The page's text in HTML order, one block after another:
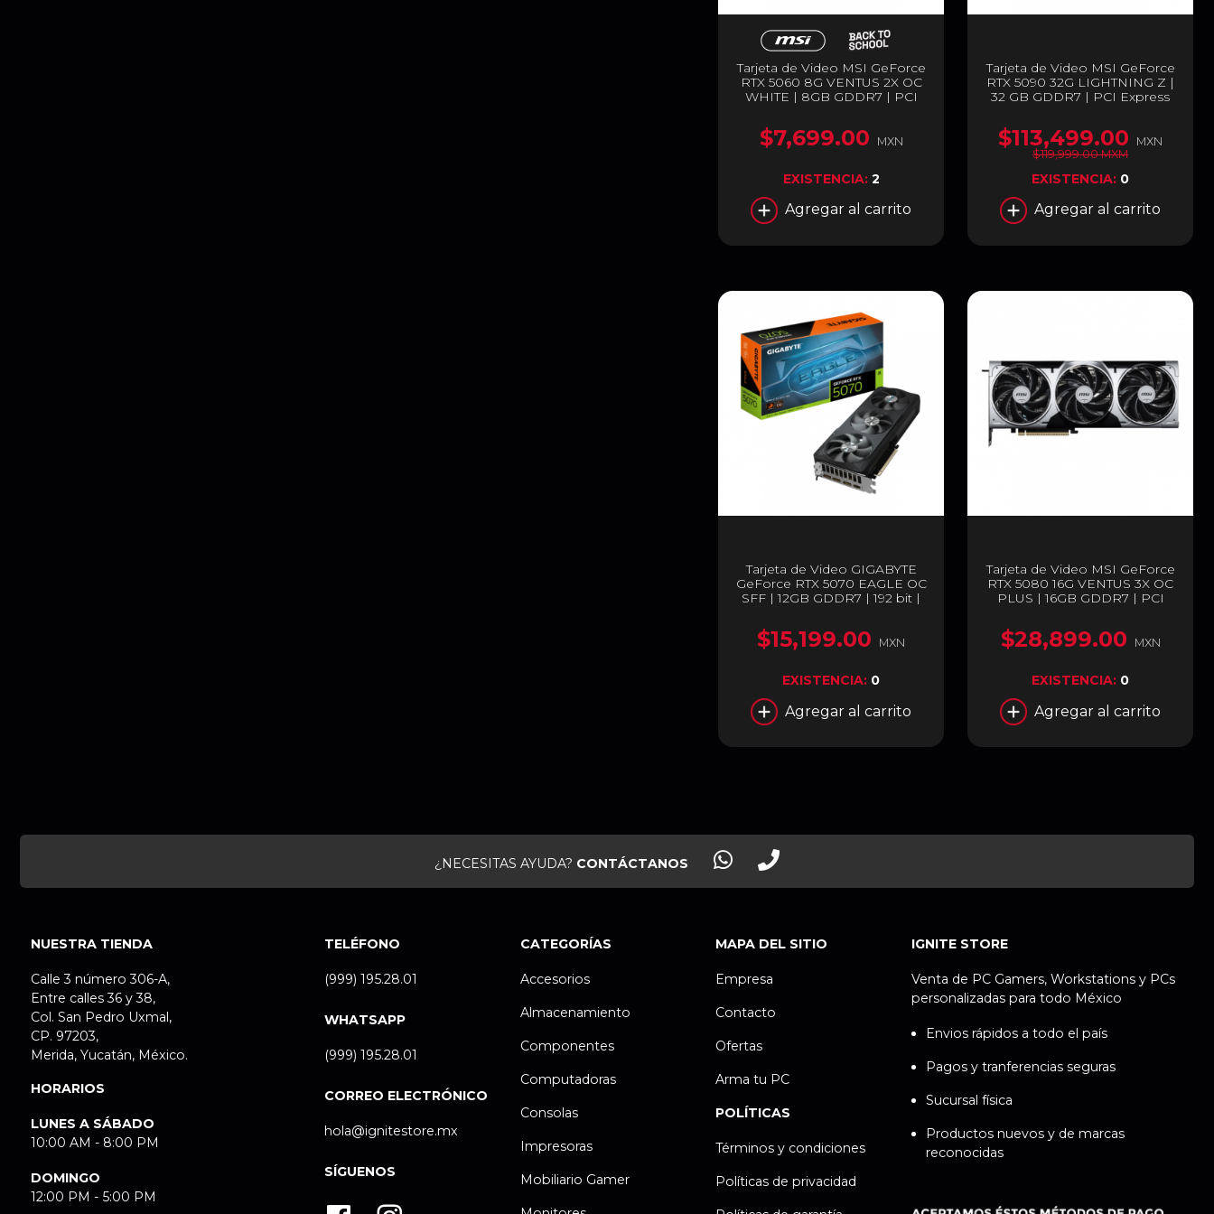
Tarjeta de Video MSI GeForce
RTX 5060 8G VENTUS 2X OC
WHITE | 8GB GDDR7 | PCI
GEFORCE RTX 5060 8G
VENTUS 2X OC WHITE
$7,699.00 MXN
EXISTENCIA: 2
Agregar al carrito
Tarjeta de Video MSI GeForce
RTX 5090 32G LIGHTNING Z |
32 GB GDDR7 | PCI Express
$113,499.00
MXN
$119,999.00 MXM
EXISTENCIA: 0
Agregar al carrito
Tarjeta de Video GIGABYTE
GeForce RTX 5070 EAGLE OC
SFF | 12GB GDDR7 | 192 bit |
| GV-N5070EAGLE OC-12GD
$15,199.00 MXN
EXISTENCIA: 0
Agregar al carrito
Tarjeta de Video MSI GeForce
RTX 5080 16G VENTUS 3X OC
PLUS | 16GB GDDR7 | PCI
GEFORCE RTX 5080 16G
VENTUS 3X OC PLUS
$28,899.00 MXN
EXISTENCIA: 0
Agregar al carrito
¿NECESITAS AYUDA? CONTÁCTANOS
NUESTRA TIENDA
Calle 3 número 306-A,
Entre calles 36 y 38,
Col. San Pedro Uxmal,
CP. 97203,
Merida, Yucatán, México.
HORARIOS
LUNES A SÁBADO
10:00 AM - 8:00 PM
DOMINGO
12:00 PM - 5:00 PM
TELÉFONO
(999) 195.28.01
WHATSAPP
(999) 195.28.01
CORREO ELECTRÓNICO
hola@ignitestore.mx
SÍGUENOS
CATEGORÍAS
Accesorios
Almacenamiento
Componentes
Computadoras
Consolas
Impresoras
Mobiliario Gamer
MAPA DEL SITIO
Empresa
Contacto
Ofertas
Arma tu PC
POLÍTICAS
Términos y condiciones
Políticas de privacidad
IGNITE STORE
Venta de PC Gamers, Workstations y PCs
personalizadas para todo México
Envios rápidos a todo el país
Pagos y tranferencias seguras
Sucursal física
Productos nuevos y de marcas
reconocidas